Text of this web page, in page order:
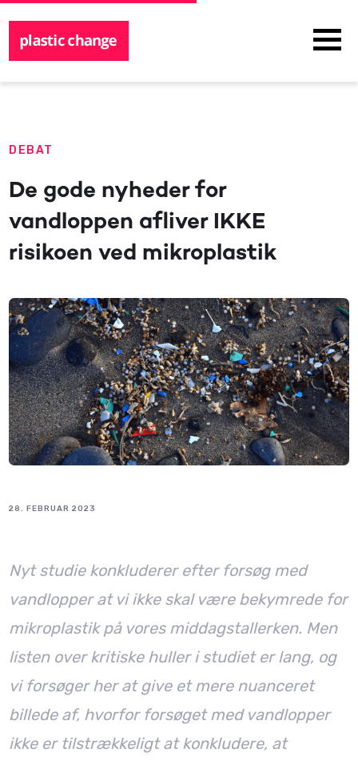
DEBAT
De gode nyheder for
vandloppen afliver IKKE
risikoen ved mikroplastik
28. FEBRUAR 2023
Nyt studie konkluderer efter forsøg med
vandlopper at vi ikke skal være bekymrede for
mikroplastik på vores middagstallerken. Men
listen over kritiske huller i studiet er lang, og
vi forsøger her at give et mere nuanceret
billede af, hvorfor forsøget med vandlopper
ikke er tilstrækkeligt at konkludere, at